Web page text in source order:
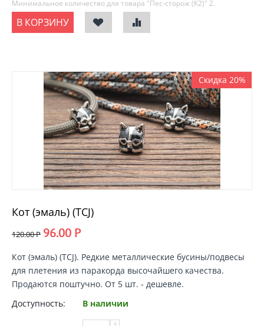
Минимальное количество для товара "Пес-сторож (К2)" 2.
В КОРЗИНУ
Скидка 20%
Кот (эмаль) (TCJ)
120.00Р 96.00 Р
Кот (эмаль) (TCJ). Редкие металлические бусины/подвесы
для плетения из паракорда высочайшего качества.
Продаются поштучно. От 5 шт. - дешевле.
Доступность:
В наличии